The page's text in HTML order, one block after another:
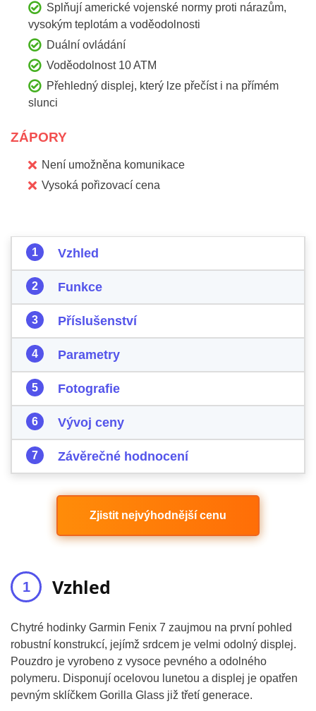
Splňují americké vojenské normy proti nárazům,
vysokým teplotám a voděodolnosti
Duální ovládání
Voděodolnost 10 ATM
Přehledný displej, který lze přečíst i na přímém
slunci
ZÁPORY
Není umožněna komunikace
Vysoká pořizovací cena
Vzhled
Funkce
Příslušenství
Parametry
Fotografie
Vývoj ceny
Závěrečné hodnocení
Zjistit nejvýhodnější cenu
Vzhled
Chytré hodinky Garmin Fenix 7 zaujmou na první pohled
robustní konstrukcí, jejímž srdcem je velmi odolný displej.
Pouzdro je vyrobeno z vysoce pevného a odolného
polymeru. Disponují ocelovou lunetou a displej je opatřen
pevným sklíčkem Gorilla Glass již třetí generace.